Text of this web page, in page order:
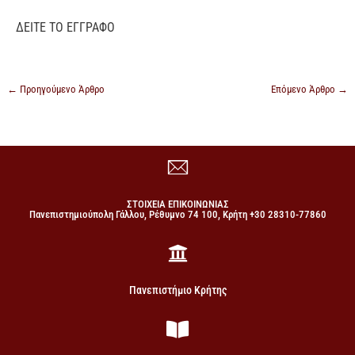
ΔΕΙΤΕ ΤΟ ΕΓΓΡΑΦΟ
← Προηγούμενο Άρθρο Επόμενο Άρθρο →
ΣΤΟΙΧΕΙΑ ΕΠΙΚΟΙΝΩΝΙΑΣ
Πανεπιστημιούπολη Γάλλου, Ρέθυμνο 74 100, Κρήτη +30 28310-77860
Πανεπιστήμιο Κρήτης